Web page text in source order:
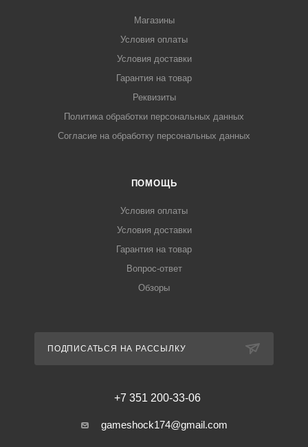
Магазины
Условия оплаты
Условия доставки
Гарантия на товар
Реквизиты
Политика обработки персональных данных
Согласие на обработку персональных данных
ПОМОЩЬ
Условия оплаты
Условия доставки
Гарантия на товар
Вопрос-ответ
Обзоры
ПОДПИСАТЬСЯ НА РАССЫЛКУ
+7 351 200-33-06
gameshock174@gmail.com